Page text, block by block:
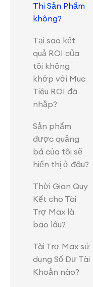
Thị Sản Phẩm
không?
Tại sao kết
quả ROI của
tôi không
khớp với Mục
Tiêu ROI đã
nhập?
Sản phẩm
được quảng
bá của tôi sẽ
hiển thị ở đâu?
Thời Gian Quy
Kết cho Tài
Trợ Max là
bao lâu?
Tài Trợ Max sử
dụng Số Dư Tài
Khoản nào?